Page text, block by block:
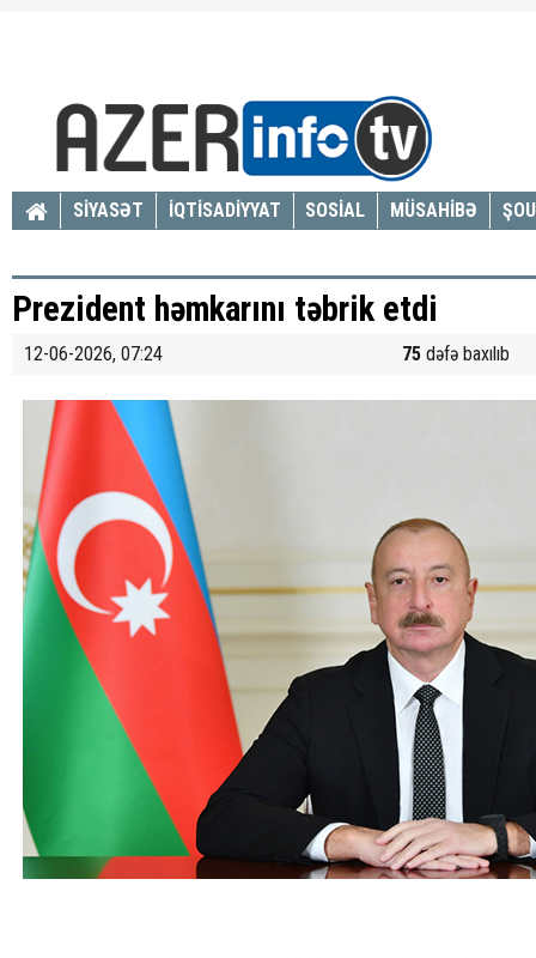
SİYASƏT İQTİSADİYYAT SOSİAL MÜSAHİBƏ
Prezident həmkarını təbrik etdi
12-06-2026, 07:24 75 dəfə baxılıb